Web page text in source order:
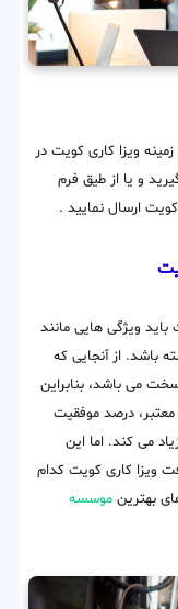
زمینه ویزا کاری کویت در
و یا از طیق فرم
ارسال نمایید .
ویژگی هایی مانند
باشد. از آنجایی که
می باشد، بنابراین
درصد موفقیت
می کند. اما این
ویزا کاری کویت کدام
بهترین موسسه